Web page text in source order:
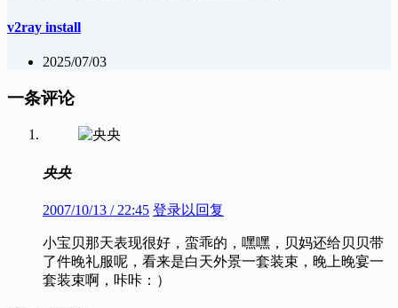
v2ray install
2025/07/03
一条评论
央央
2007/10/13 / 22:45 登录以回复
小宝贝那天表现很好，蛮乖的，嘿嘿，贝妈还给贝贝带
了件晚礼服呢，看来是白天外景一套装束，晚上晚宴一
套装束啊，咔咔：）